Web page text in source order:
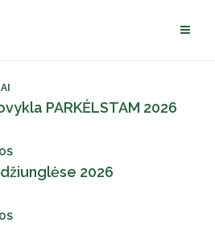
PARKĖLSTAM 2026
2026